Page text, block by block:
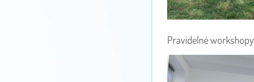
Pravidelné workshopy